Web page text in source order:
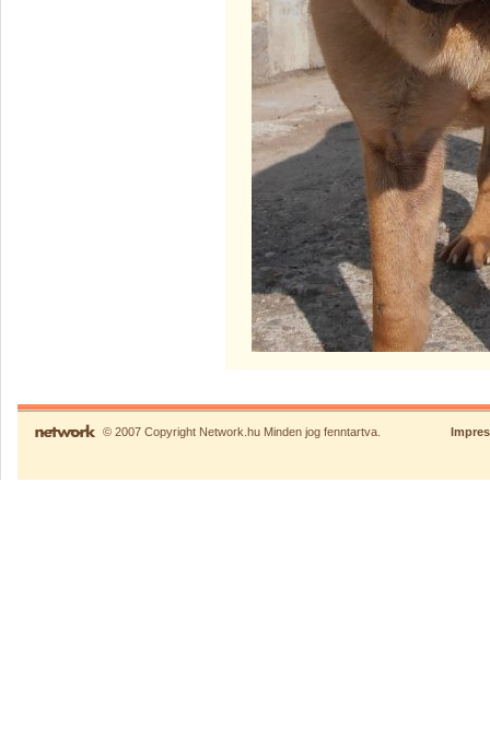
© 2007 Copyright Network.hu Minden jog fenntartva.